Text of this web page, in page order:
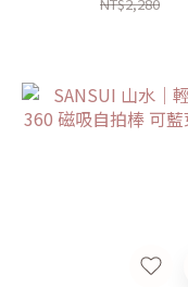
NT$2,280